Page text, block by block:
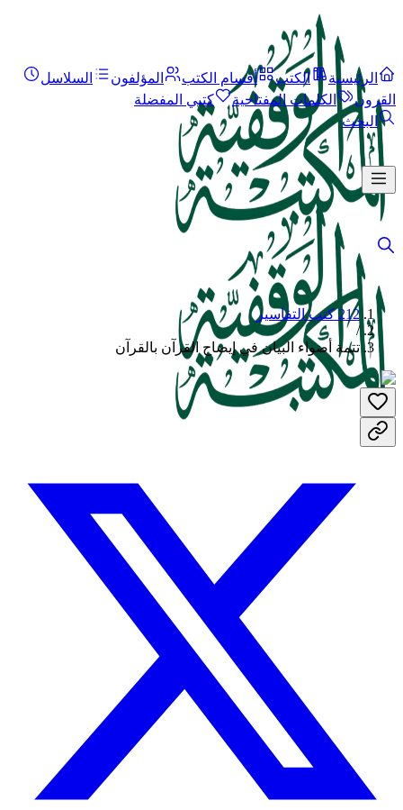
الرئيسية الكتب أقسام الكتب المؤلفون
السلاسل
القرون
الكلمات المفتاحية
كتبي المفضلة
البحث
212 كتب التفاسير
/
تتمة أضواء البيان في إيضاح القرآن بالقرآن